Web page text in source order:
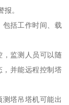
。
包括工作时间、载
，监测人员可以随
，并能远程控制塔
塔吊塔机可能出